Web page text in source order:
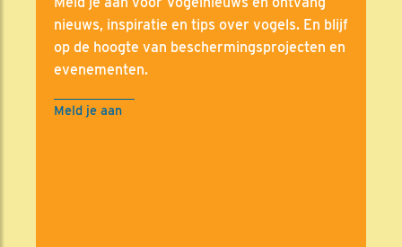
nieuws, inspiratie en tips over vogels. En blijf
op de hoogte van beschermingsprojecten en
evenementen.
Meld je aan